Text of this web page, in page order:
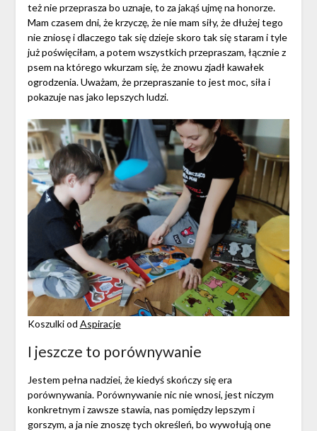
też nie przeprasza bo uznaje, to za jakąś ujmę na honorze.
Mam czasem dni, że krzyczę, że nie mam siły, że dłużej tego
nie zniosę i dlaczego tak się dzieje skoro tak się staram i tyle
już poświęciłam, a potem wszystkich przepraszam, łącznie z
psem na którego wkurzam się, że znowu zjadł kawałek
ogrodzenia. Uważam, że przepraszanie to jest moc, siła i
pokazuje nas jako lepszych ludzi.
Koszulki od Aspiracje
I jeszcze to porównywanie
Jestem pełna nadziei, że kiedyś skończy się era
porównywania. Porównywanie nic nie wnosi, jest niczym
konkretnym i zawsze stawia, nas pomiędzy lepszym i
gorszym, a ja nie znoszę tych określeń, bo wywołują one